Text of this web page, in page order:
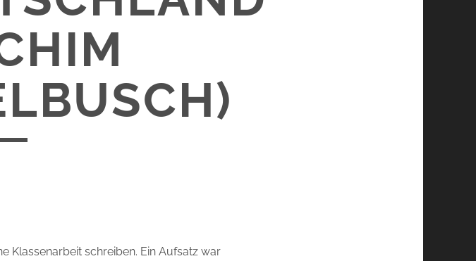
Klassenarbeit schreiben. Ein Aufsatz war